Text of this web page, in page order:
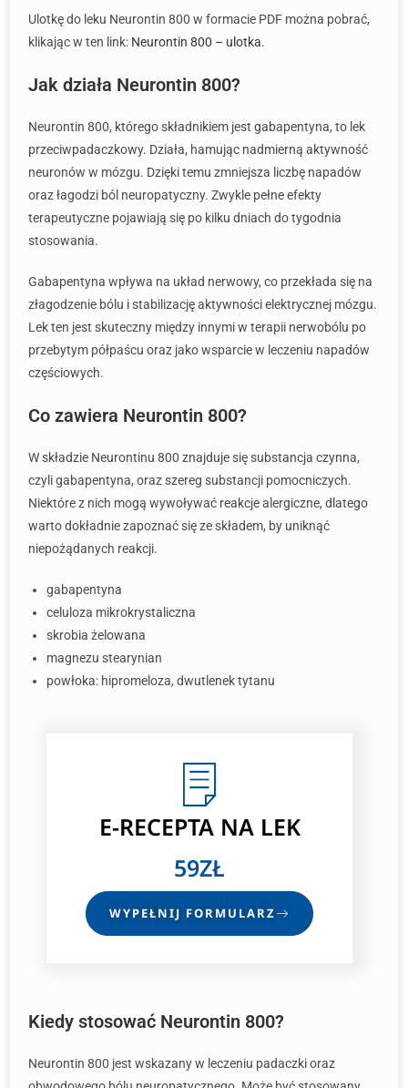
Ulotkę do leku Neurontin 800 w formacie PDF można pobrać,
klikając w ten link: Neurontin 800 – ulotka.
Jak działa Neurontin 800?
Neurontin 800, którego składnikiem jest gabapentyna, to lek
przeciwpadaczkowy. Działa, hamując nadmierną aktywność
neuronów w mózgu. Dzięki temu zmniejsza liczbę napadów
oraz łagodzi ból neuropatyczny. Zwykle pełne efekty
terapeutyczne pojawiają się po kilku dniach do tygodnia
stosowania.
Gabapentyna wpływa na układ nerwowy, co przekłada się na
złagodzenie bólu i stabilizację aktywności elektrycznej mózgu.
Lek ten jest skuteczny między innymi w terapii nerwobólu po
przebytym półpaścu oraz jako wsparcie w leczeniu napadów
częściowych.
Co zawiera Neurontin 800?
W składzie Neurontinu 800 znajduje się substancja czynna,
czyli gabapentyna, oraz szereg substancji pomocniczych.
Niektóre z nich mogą wywoływać reakcje alergiczne, dlatego
warto dokładnie zapoznać się ze składem, by uniknąć
niepożądanych reakcji.
gabapentyna
celuloza mikrokrystaliczna
skrobia żelowana
magnezu stearynian
powłoka: hipromeloza, dwutlenek tytanu
E-RECEPTANA LEK
59ZŁ
WYPEŁNIJ FORMULARZ
Kiedy stosować Neurontin 800?
Neurontin 800 jest wskazany w leczeniu padaczki oraz